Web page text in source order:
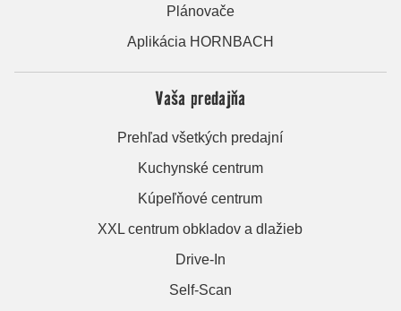
Plánovače
Aplikácia HORNBACH
Vaša predajňa
Prehľad všetkých predajní
Kuchynské centrum
Kúpeľňové centrum
XXL centrum obkladov a dlažieb
Drive-In
Self-Scan